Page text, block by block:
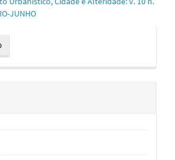
JUNHO